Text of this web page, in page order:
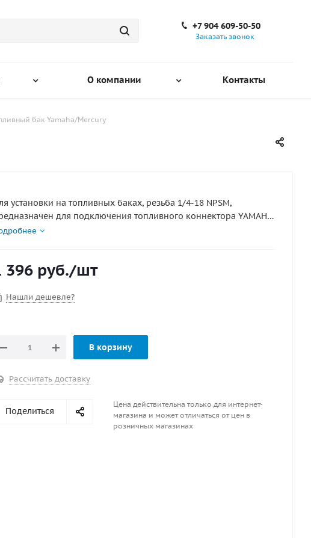
+7 904 609-50-50
Заказать звонок
О компании Контакты
бак Yamaha/Mercury
установки на топливных баках, резьба 1/4-18 NPSM,
для подключения топливного коннектора YAMAHA,
запорным клапаном.
396 руб./шт
Нашли дешевле?
В корзину
Рассчитать доставку
Поделиться
Цена действительна только для интернет-
магазина и может отличаться от цен в
розничных магазинах